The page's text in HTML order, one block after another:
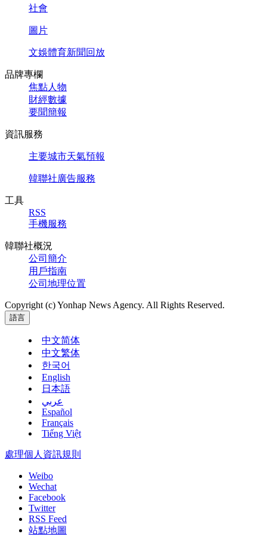
社會
圖片
文娛體育新聞回放
品牌專欄
焦點人物
財經數據
要聞簡報
資訊服務
主要城市天氣預報
韓聯社廣告服務
工具
RSS
手機服務
韓聯社概況
公司簡介
用戶指南
公司地理位置
Copyright (c) Yonhap News Agency. All Rights Reserved.
語言
中文简体
中文繁体
한국어
English
日本語
عربي
Español
Français
Tiếng Việt
處理個人資訊規則
Weibo
Wechat
Facebook
Twitter
RSS Feed
站點地圖